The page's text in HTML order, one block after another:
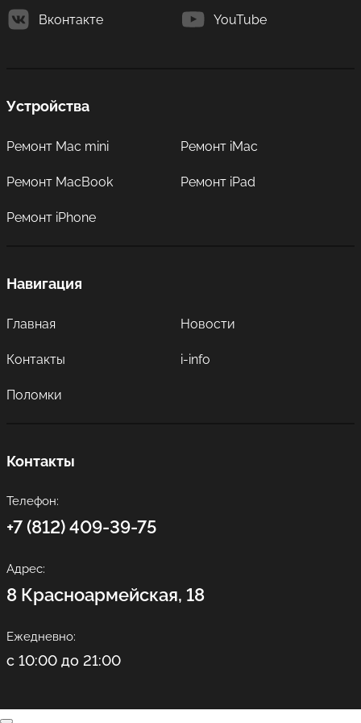
Вконтакте YouTube
Устройства
Ремонт Mac mini Ремонт iMac
Ремонт MacBook Ремонт iPad
Ремонт iPhone
Навигация
Главная Новости
Контакты i-info
Поломки
Контакты
Телефон:
+7 (812) 409-39-75
Адрес:
8 Красноармейская, 18
Ежедневно:
с 10:00 до 21:00